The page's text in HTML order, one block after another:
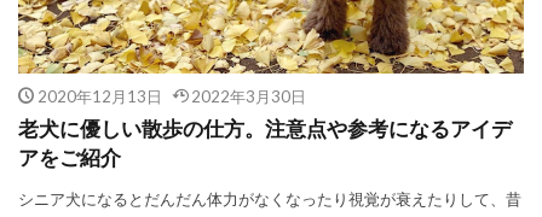
2020年12月13日 2022年3月30日
老犬に優しい散歩の仕方。注意点や参考になるアイデ
アをご紹介
シニア犬になるとだんだん体力がなくなったり視覚が衰えたりして、昔